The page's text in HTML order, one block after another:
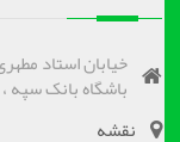
خیابان استاد
باشگاه بانک سپه ،
نقشه